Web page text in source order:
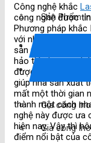
Sản Phẩm
Gia công
Gia công
Công nghệ khắc
công nghệ được
Phương pháp khắc
với những cơ sở
sản phẩm tinh xảo
hảo thì phương
được 100%. Ngoài
giúp nhà sản xuất
mất một thời gian
thành một cách
nghệ này được ưa
hiện nay. Vậy thì
điểm nổi bật của